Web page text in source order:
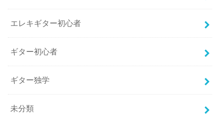
エレキギター初心者
ギター初心者
ギター独学
未分類